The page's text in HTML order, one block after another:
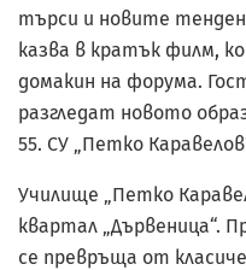
търси и новите
казва в кратък филм,
домакин на форума.
разгледат новото
55. СУ „Петко
Училище „Петко
квартал „Дървеница“.
се превръща от